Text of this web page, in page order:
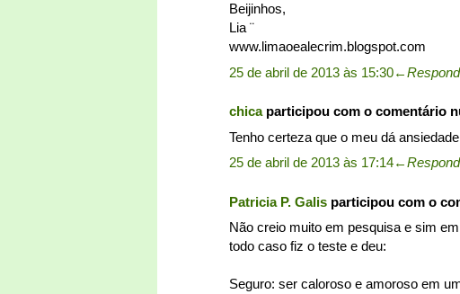
Beijinhos,
Lia ¨
www.limaoealecrim.blogspot.com
25 de abril de 2013 às 15:30←
chicaparticipou com o comentário
Tenho certeza que o meu dá
25 de abril de 2013 às 17:14←
Patricia P. Galis participou com o
Não creio muito em pesquisa e sim
todo caso fiz o teste e deu:
Seguro: ser caloroso e amoroso em